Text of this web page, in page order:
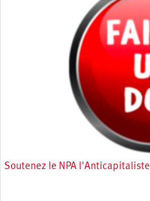
Soutenez le NPA l'Anticapitaliste